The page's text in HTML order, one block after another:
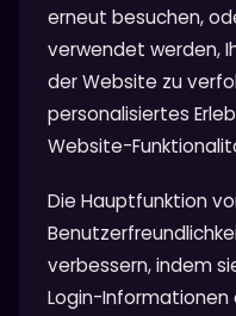
erneut besuchen,
verwendet werden,
der Website zu
personalisiertes
Website-
Die Hauptfunktion
verbessern, indem
Login-Informationen